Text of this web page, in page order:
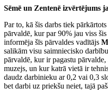
Sēmē un Zentenē izvērtējums
Par to, kā šis darbs tiek
pārvaldē, kur par 90% jau viss
informēja šīs pārvaldes vadītājs
salikām visu saimniecisko
pārvaldē, kur ir pagastu pārvalde,
muzejs, un kur katrā vietā ir
daudz darbinieku ar 0,2 vai 0,3
bet darbi uz priekšu neiet, tajā